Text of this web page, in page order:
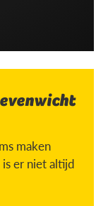
maken
er niet altijd